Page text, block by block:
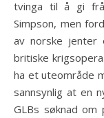
tvinga til å gi
Simpson, men
av norske jenter
britiske
ha et uteområde
sannsynlig at en
GLBs søknad